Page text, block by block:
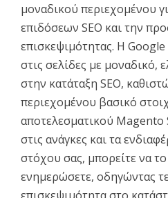
μοναδικού περιεχομένου
επιδόσεων SEO και την
επισκεψιμότητας. Η Google
στις σελίδες με μοναδικό,
στην κατάταξη SEO,
περιεχομένου βασικό
αποτελεσματικού Magento
στις ανάγκες και τα
στόχου σας, μπορείτε να
ενημερώσετε, οδηγώντας